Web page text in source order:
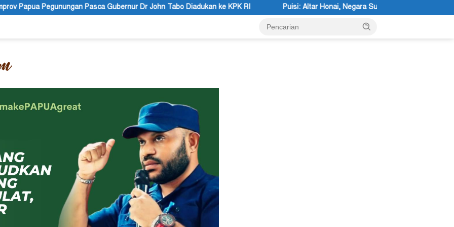
Gubernur Dr John Tabo Diadukan ke KPK RI Puisi: Altar Honai, Negara Suci, dan Utusan Langit Karya Siswa dan Siswi SMA